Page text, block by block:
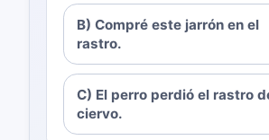
B) Compré este jarrón en el
rastro.
C) El perro perdió el rastro
ciervo.